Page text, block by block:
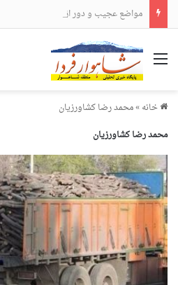
مواضع عجیب و دور از انتظار علی لاریجانی
منو
خانه»محمد رضا کشاورزیان
محمد رضا کشاورزیان